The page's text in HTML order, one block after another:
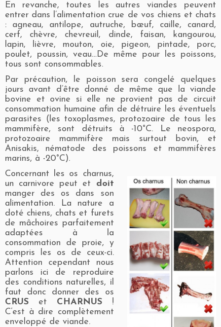
En revanche, toutes les autres viandes peuvent
entrer dans l’alimentation crue de vos chiens et chats
: agneau, antilope, autruche, bœuf, caille, canard,
cerf, chèvre, chevreuil, dinde, faisan, kangourou,
lapin, lièvre, mouton, oie, pigeon, pintade, porc,
poulet, poussin, veau…De même pour les poissons,
tous sont consommables.
Par précaution, le poisson sera congelé quelques
jours avant d’être donné de même que la viande
bovine et ovine si elle ne provient pas de circuit
consommation humaine afin de détruire les éventuels
parasites (les toxoplasmes, protozoaire de tous les
mammifère, sont détruits à -10°C. Le neospora,
protozoaire mammifère mais surtout bovin, et
Anisakis, nématode des poissons et mammifères
marins, à -20°C).
Concernant les os charnus,
un carnivore peut et doit
manger des os dans son
alimentation. La nature a
doté chiens, chats et furets
de mâchoires parfaitement
adaptées à la
consommation de proie, y
compris les os de ceux-ci.
Attention cependant nous
parlons ici de reproduire
des conditions naturelles, il
faut donc donner des os
CRUS et CHARNUS !
C’est à dire complètement
enveloppé de viande.